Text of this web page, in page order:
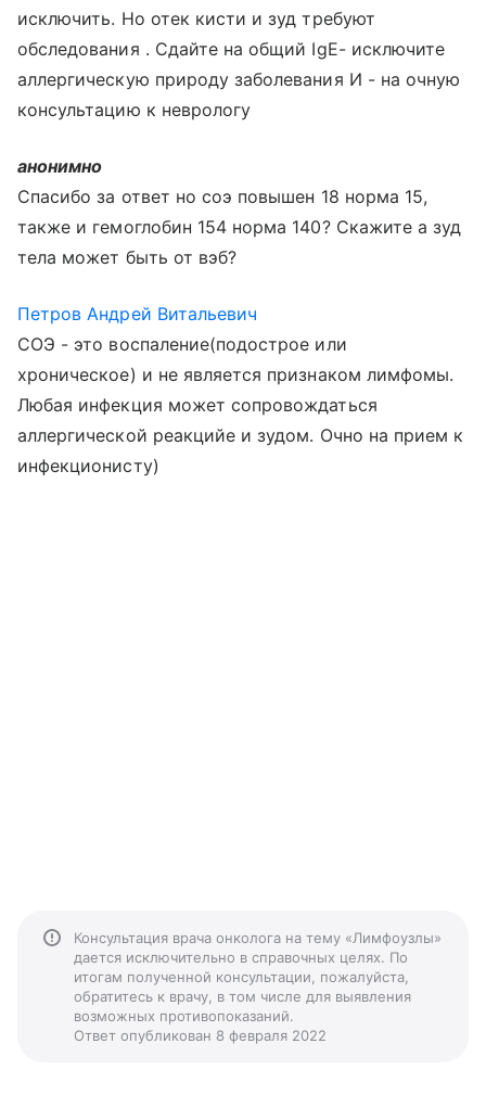
исключить. Но отек кисти и зуд требуют
обследования . Сдайте на общий IgE- исключите
аллергическую природу заболевания И - на очную
консультацию к неврологу
анонимно
Спасибо за ответ но соэ повышен 18 норма 15,
также и гемоглобин 154 норма 140? Скажите а зуд
тела может быть от вэб?
Петров Андрей Витальевич
СОЭ - это воспаление(подострое или
хроническое) и не является признаком лимфомы.
Любая инфекция может сопровождаться
аллергической реакцийе и зудом. Очно на прием к
инфекционисту)
Консультация врача онколога на тему «Лимфоузлы»
дается исключительно в справочных целях. По
итогам полученной консультации, пожалуйста,
обратитесь к врачу, в том числе для выявления
возможных противопоказаний.
Ответ опубликован 8 февраля 2022